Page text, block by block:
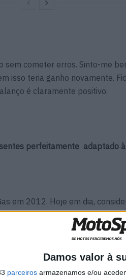
Damos valor à
parceiros armazenamos e/ou
sem cometer erros. Sinto-me
isso teria ganho novamente.
é claramente positivo.
perfeitamente adaptado
em 2012. Hoje em dia,
e eu adaptei-me bem. Gosto
com uma 2T em 2018, o
tinha conduzido uma moto